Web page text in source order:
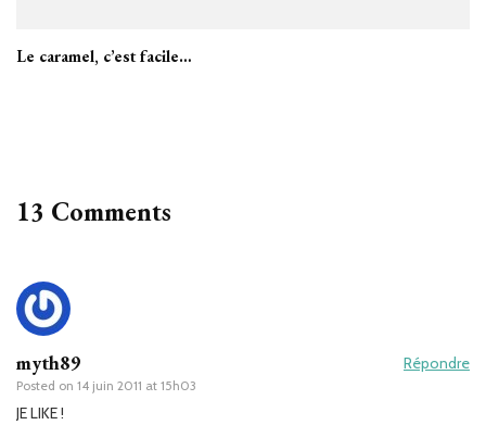
Le caramel, c’est facile…
13 Comments
myth89
Posted on 14 juin 2011 at 15h03
Répondre
JE LIKE !